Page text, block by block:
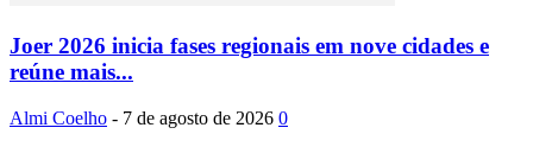
Joer 2026 inicia fases regionais em nove cidades e
reúne mais...
Almi Coelho - 7 de agosto de 2026 0